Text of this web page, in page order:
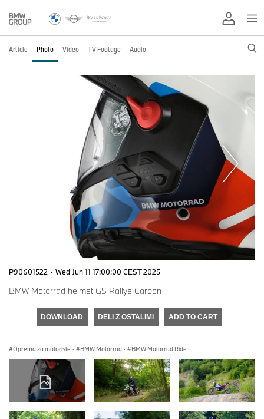
Article Photo Video TV Footage Audio
P90601522 · Wed Jun 11 17:00:00 CEST 2025
BMW Motorrad helmet GS Rallye Carbon
DOWNLOAD DELI Z OSTALIMI ADD TO CART
Oprema za motoriste · BMW Motorrad · BMW Motorrad Ride